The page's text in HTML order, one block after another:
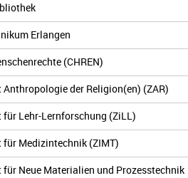
Erlangen
(CHREN)
der Religion(en) (ZAR)
Lehr-Lernforschung (ZiLL)
Medizintechnik (ZIMT)
Neue Materialien und Prozesstechnik